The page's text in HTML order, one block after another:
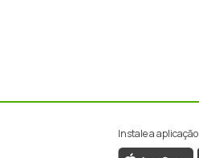
Instale a aplicação